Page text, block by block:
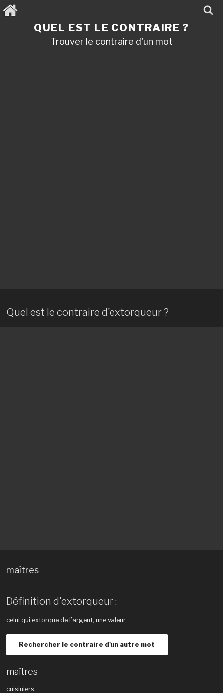
Aller
au
QUEL EST LE CONTRAIRE ?
Trouver le contraire d'un mot
Quel est le contraire d'extorqueur ?
maîtres
Définition d'extorqueur :
celui qui extorque de l’argent, une valeur
Rechercher le contraire d'un autre mot
maîtres
cuisiniers